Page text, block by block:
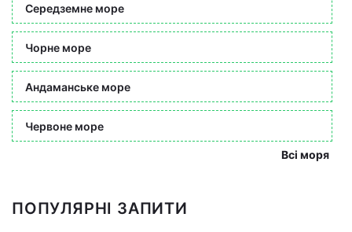
Середземне море
Чорне море
Андаманське море
Червоне море
Всі моря
ПОПУЛЯРНІ ЗАПИТИ